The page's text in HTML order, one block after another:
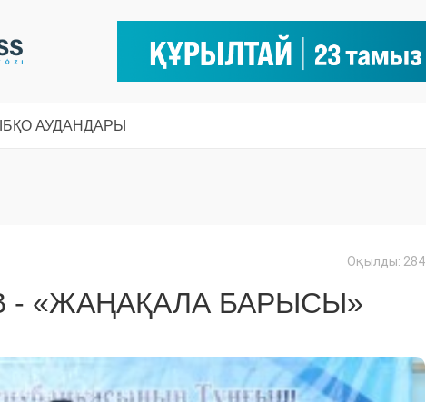
БҚО АУДАНДАРЫ
Оқылды: 284
«ЖАҢАҚАЛА БАРЫСЫ»